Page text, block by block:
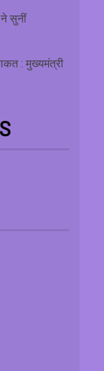
सुनीं
: मुख्यमंत्री